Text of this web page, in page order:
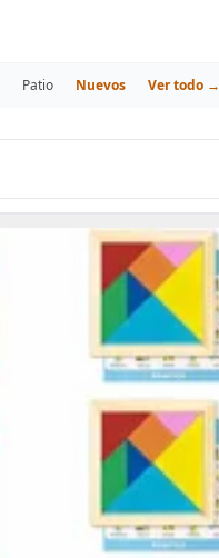
Patio Nuevos Ver todo →